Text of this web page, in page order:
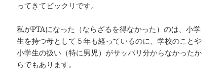
ってきてビックリです。
私がPTAになった（ならざるを得なかった）のは、小学
生を持つ母として５年も経っているのに、学校のことや
小学生の扱い（特に男児）がサッパリ分からなかったか
らでもあります。